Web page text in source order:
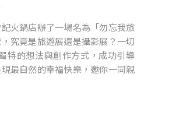
火鍋店辦了一場名為「勿忘我旅
究竟是旅遊展還是攝影展？一切
特的想法與創作方式，成功引導
最自然的幸福快樂，邀你一同親